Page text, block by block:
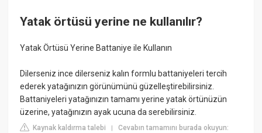
Yatak örtüsü yerine ne kullanılır?
Yatak Örtüsü Yerine Battaniye ile Kullanın
Dilerseniz ince dilerseniz kalın formlu battaniyeleri tercih
ederek yatağınızın görünümünü güzelleştirebilirsiniz.
Battaniyeleri yatağınızın tamamı yerine yatak örtünüzün
üzerine, yatağınızın ayak ucuna da serebilirsiniz.
Kaynak kaldırma talebi |Cevabın tamamını burada okuyun: